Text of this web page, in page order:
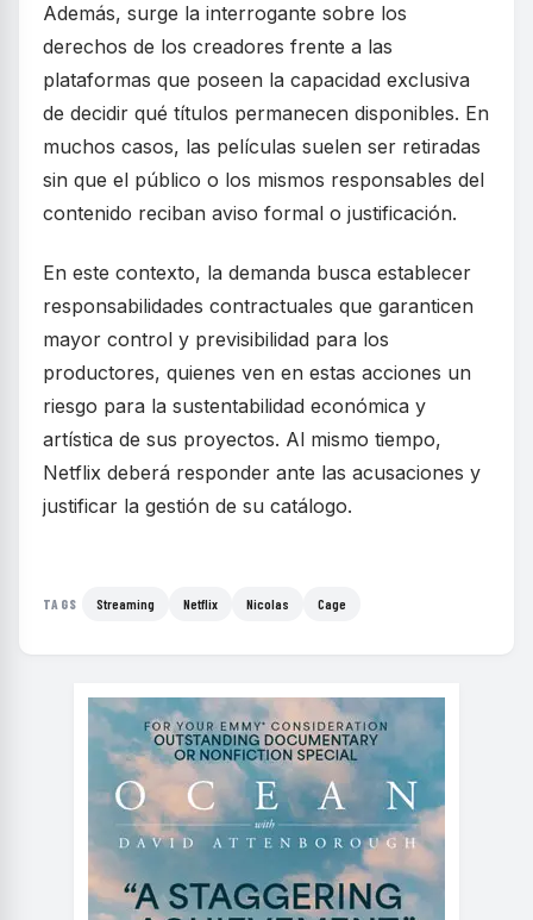
Además, surge la interrogante sobre los
derechos de los creadores frente a las
plataformas que poseen la capacidad exclusiva
de decidir qué títulos permanecen disponibles. En
muchos casos, las películas suelen ser retiradas
sin que el público o los mismos responsables del
contenido reciban aviso formal o justificación.
En este contexto, la demanda busca establecer
responsabilidades contractuales que garanticen
mayor control y previsibilidad para los
productores, quienes ven en estas acciones un
riesgo para la sustentabilidad económica y
artística de sus proyectos. Al mismo tiempo,
Netflix deberá responder ante las acusaciones y
justificar la gestión de su catálogo.
TAGS Streaming Netflix Nicolas Cage